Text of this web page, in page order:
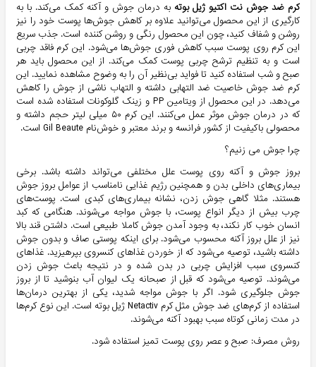
کرم ضد جوش نت اکتیو ژیل بوته به درمان جوش و آکنه کمک می‌کند. با به
کارگیری از این محصول می‌توانید علاوه بر کاهش جوش‌ها پوست خود را نیز
روشن و شفاف کنید، چون این محصول رنگی و روشن کننده است. جذب سریع
این کرم روی پوست سبب کاهش فوری جوش‌ها می‌شود. این کرم فاقد چربی
است و به تنظیم ترشح چربی پوست کمک می‌کند. از این محصول باید هر
صبح و شب استفاده کنید تا فواید بی‌نظیر آن را به وضوح مشاهده نمایید. این
کرم ضد جوش خاصیت ضد التهابی داشته و التهاب ناشی از جوش را کاهش
می‌دهد. در این محصول از ویتامین PP و زینک گلوکونات استفاده شده است
که در درمان جوش موثر عمل می‌کنند. این کرم ۵۰ میلی لیتر حجم داشته و
محصولی باکیفیت از کشور فرانسه و برند معتبر و خوش‌نام Gil Beaute است.
چرا جوش می زنیم؟
بروز جوش و آکنه روی پوست علل مختلفی می‌تواند داشته باشد. برخی
بیماری‌های داخلی بدن و همچنین رژیم غذایی نامناسب از عوامل بروز جوش
هستند. مثلا گاهی جوش زدن، نشانه بیماری‌های کبدی است. پوست‌های
چرب بیش از دیگر انواع پوست، با جوش مواجه می‌شوند. هنگامی که کبد
انسان خوب کار نکند، به وجود آمدن جوش کاملا طبیعی است. داشتن قند بالا
نیز از علل بروز آکنه محسوب می‌شود. برای اینکه پوستی صاف و بدون جوش
داشته باشید، توصیه می‌شود که از خوردن غذاهای کنسروی بپرهیزید. غذاهای
کنسروی سبب افزایش چربی در بدن شده و در نتیجه باعث جوش زدن
می‌شوند. توصیه می‌شود که قبل از صبحانه یک لیوان آب بنوشید تا از بروز
جوش جلوگیری شود. اگر با جوش مواجه شدید، یکی از بهترین درمان‌ها
استفاده از کرم‌های ضد جوش مثل کرم Netactiv ژیل بوته است. این نوع کرم‌ها
در مدت زمانی کوتاه سبب بهبود آکنه می‌شوند.
روش مصرف: صبح و عصر روی پوست تمیز استفاده شود.